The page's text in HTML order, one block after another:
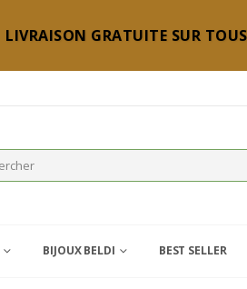
LIVRAISON GRATUITE SUR
BIJOUX BELDI BEST SELLER